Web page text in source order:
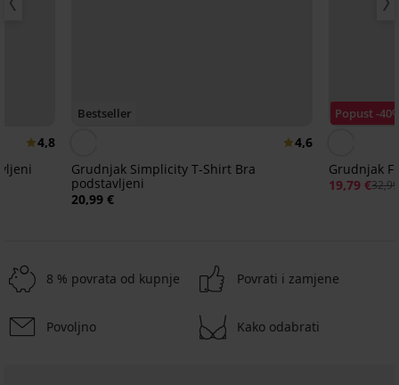
4,8
Bestseller
4,6
Grudnjak Simplicity T-Shirt Bra
podstavljeni
20,99 €
Popust -
Grudnjak
19,79 €
8 % povrata od kupnje Povrati i zamjene
Povoljno Kako odabrati